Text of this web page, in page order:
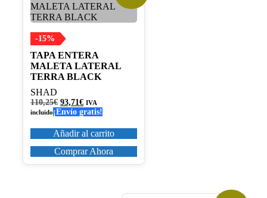
-15%
TAPA ENTERA
MALETA LATERAL
TERRA BLACK
SHAD
110,25€ El
precio
era:
110,25€.
93,71€El
precio
es:
93,71€.
IVA
incluido¡Envío gratis!
Añadir al carrito
Comprar Ahora